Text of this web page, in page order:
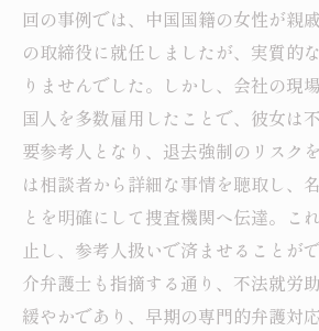
回の事例では、中国国籍の女性が親
の取締役に就任しましたが、実質的
りませんでした。しかし、会社の現
国人を多数雇用したことで、彼女は
要参考人となり、退去強制のリスク
は相談者から詳細な事情を聴取し、
とを明確にして捜査機関へ伝達。こ
止し、参考人扱いで済ませることが
介弁護士も指摘する通り、不法就労
緩やかであり、早期の専門的弁護対